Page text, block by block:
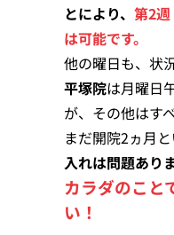
とにより、 第2
は可能です。
他の曜日も、状
平塚院は月曜日
が、その他はす
まだ開院2ヵ月と
入れは問題あり
カラダのこと
い！